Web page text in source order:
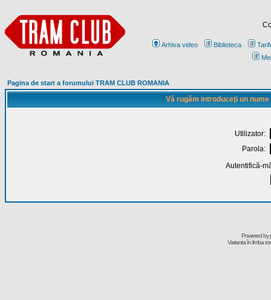
Arhiva video Biblioteca
Pagina de start a forumului TRAM CLUB ROMANIA
Vă rugăm introduceţi un
Utilizator:
Parola:
Autentifică-
Powered by
Varianta în limba